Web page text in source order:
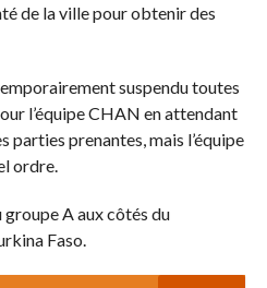
de la ville pour obtenir des
suspendu toutes
l’équipe CHAN en attendant
parties prenantes, mais l’équipe
ordre.
A aux côtés du
Faso.